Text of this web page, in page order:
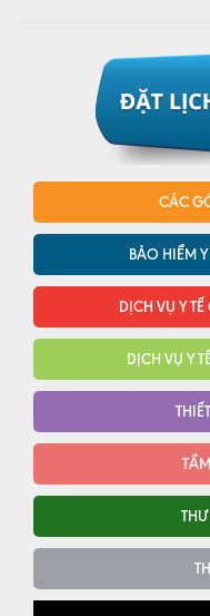
CÁC
BẢO HIỂM
DỊCH VỤ Y
DỊCH VỤ Y